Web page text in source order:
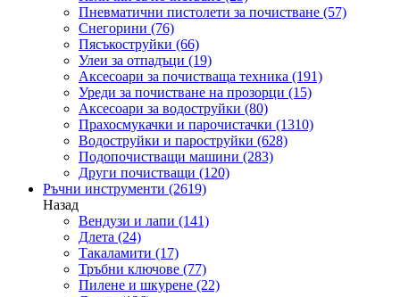
Пневматични пистолети за почистване (57)
Снегорини (76)
Пясъкоструйки (66)
Улеи за отпадъци (19)
Аксесоари за почистваща техника (191)
Уреди за почистване на прозорци (15)
Аксесоари за водоструйки (80)
Прахосмукачки и парочистачки (1310)
Водоструйки и пароструйки (628)
Подопочистващи машини (283)
Други почистващи (120)
Ръчни инструменти (2619)
Назад
Вендузи и лапи (141)
Длета (24)
Такаламити (17)
Тръбни ключове (77)
Пилене и шкурене (22)